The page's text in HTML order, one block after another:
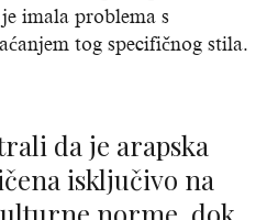
imala problema s
tog specifičnog stila.
isključivo na